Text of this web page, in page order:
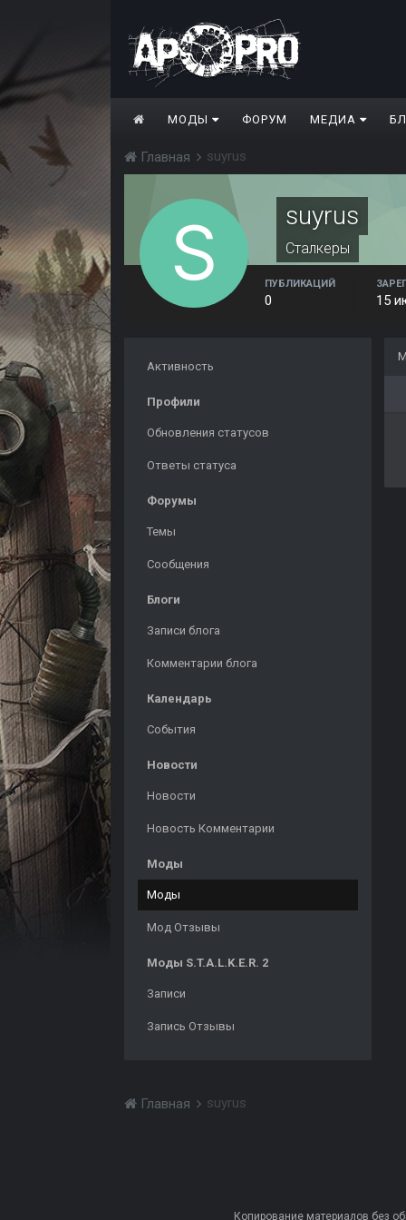
МОДЫ ФОРУМ МЕДИА
Главная suyrus
suyrus
Сталкеры
ПУБЛИКАЦИЙ
0 15
Активность
Профили
Обновления статусов
Ответы статуса
Форумы
Темы
Сообщения
Блоги
Записи блога
Комментарии блога
Календарь
События
Новости
Новости
Новость Комментарии
Моды
Моды
Мод Отзывы
Моды S.T.A.L.K.E.R. 2
Записи
Запись Отзывы
Главная suyrus
Копирование материалов без